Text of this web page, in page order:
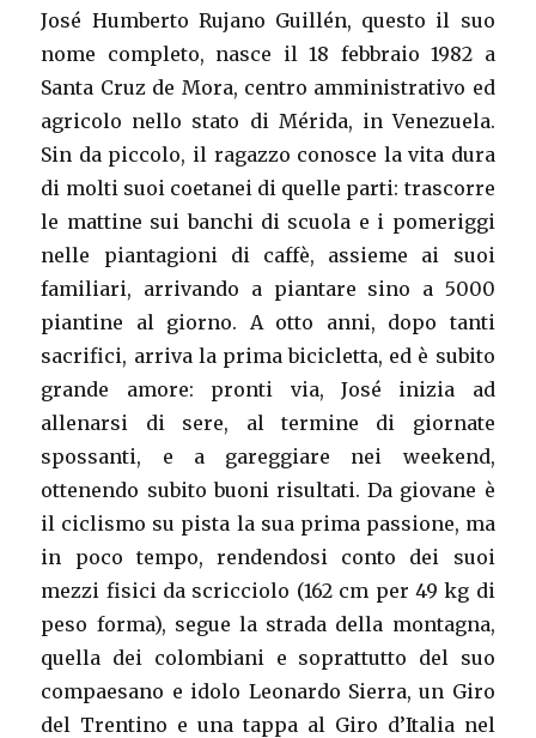
José Humberto Rujano Guillén, questo il suo
nome completo, nasce il 18 febbraio 1982 a
Santa Cruz de Mora, centro amministrativo ed
agricolo nello stato di Mérida, in Venezuela.
Sin da piccolo, il ragazzo conosce la vita dura
di molti suoi coetanei di quelle parti: trascorre
le mattine sui banchi di scuola e i pomeriggi
nelle piantagioni di caffè, assieme ai suoi
familiari, arrivando a piantare sino a 5000
piantine al giorno. A otto anni, dopo tanti
sacrifici, arriva la prima bicicletta, ed è subito
grande amore: pronti via, José inizia ad
allenarsi di sere, al termine di giornate
spossanti, e a gareggiare nei weekend,
ottenendo subito buoni risultati. Da giovane è
il ciclismo su pista la sua prima passione, ma
in poco tempo, rendendosi conto dei suoi
mezzi fisici da scricciolo (162 cm per 49 kg di
peso forma), segue la strada della montagna,
quella dei colombiani e soprattutto del suo
compaesano e idolo Leonardo Sierra, un Giro
del Trentino e una tappa al Giro d’Italia nel